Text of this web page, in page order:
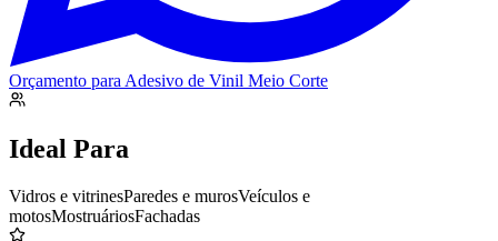
Orçamento paraAdesivo de Vinil Meio Corte
Ideal Para
Vidros e vitrinesParedes e murosVeículos e
motosMostruáriosFachadas